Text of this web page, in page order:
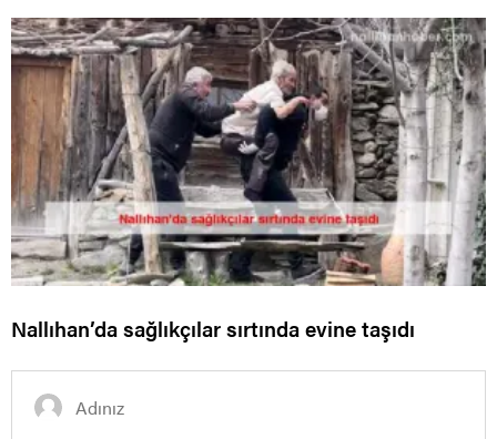
Nallıhan’da sağlıkçılar sırtında evine taşıdı